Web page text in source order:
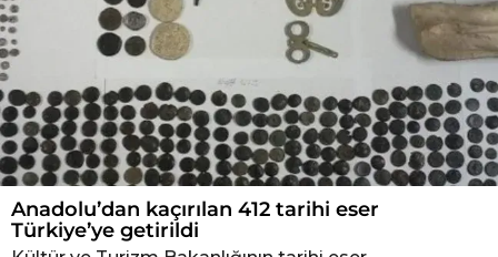
Anadolu’dan kaçırılan 412 tarihi eser
Türkiye’ye getirildi